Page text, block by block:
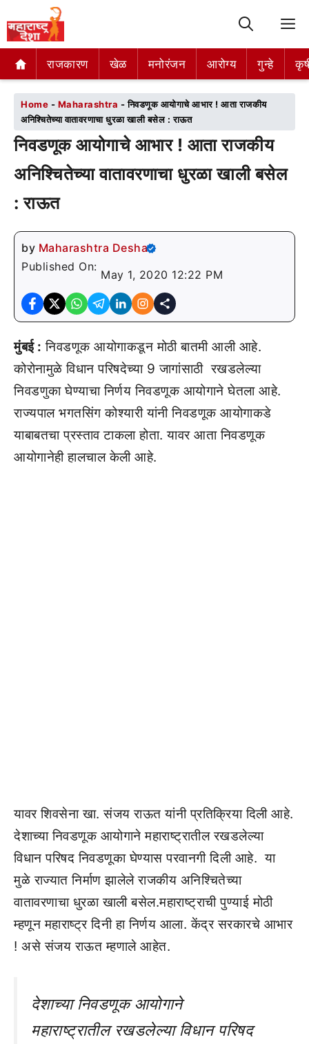
राजकारण खेळ मनोरंजन आरोग्य गुन्हे
राजकारण खेळ मनोरंजन आरोग्य गुन्हे
Home - Maharashtra -निवडणूक आयोगाचे आभार ! आता राजकीय
अनिश्चितेच्या वातावरणाचा धुरळा खाली बसेल : राऊत
निवडणूक आयोगाचे आभार ! आता राजकीय
अनिश्चितेच्या वातावरणाचा धुरळा खाली बसेल
: राऊत
by Maharashtra Desha
Published On:
May 1, 2020 12:22 PM
मुंबई : निवडणूक आयोगाकडून मोठी बातमी आली आहे.
कोरोनामुळे विधान परिषदेच्या 9 जागांसाठी रखडलेल्या
निवडणुका घेण्याचा निर्णय निवडणूक आयोगाने घेतला आहे.
राज्यपाल भगतसिंग कोश्यारी यांनी निवडणूक आयोगाकडे
याबाबतचा प्रस्ताव टाकला होता. यावर आता निवडणूक
आयोगानेही हालचाल केली आहे.
यावर शिवसेना खा. संजय राऊत यांनी प्रतिक्रिया दिली आहे.
देशाच्या निवडणूक आयोगाने महाराष्ट्रातील रखडलेल्या
विधान परिषद निवडणूका घेण्यास परवानगी दिली आहे. या
मुळे राज्यात निर्माण झालेले राजकीय अनिश्चितेच्या
वातावरणाचा धुरळा खाली बसेल.महाराष्ट्राची पुण्याई मोठी
म्हणून महाराष्ट्र दिनी हा निर्णय आला. केंद्र सरकारचे आभार
! असे संजय राऊत म्हणाले आहेत.
देशाच्या निवडणूक आयोगाने
महाराष्ट्रातील रखडलेल्या विधान परिषद